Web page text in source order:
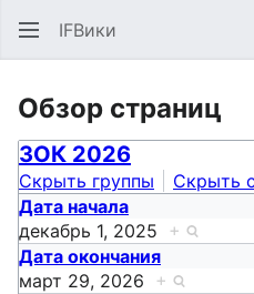
IFВики
Обзор страниц
ЗОК 2026
Скрыть группы
Скрыть
Дата начала
декабрь 1, 2025 +
Дата окончания
март 29, 2026 +